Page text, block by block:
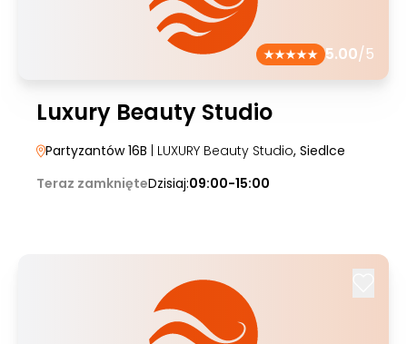
5.00/5
Luxury Beauty Studio
Partyzantów 16B | LUXURY Beauty Studio, Siedlce
Teraz zamknięteDzisiaj:09:00-15:00